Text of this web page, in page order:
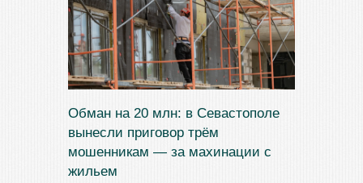
Обман на 20 млн: в Севастополе
вынесли приговор трём
мошенникам — за махинации с
жильем